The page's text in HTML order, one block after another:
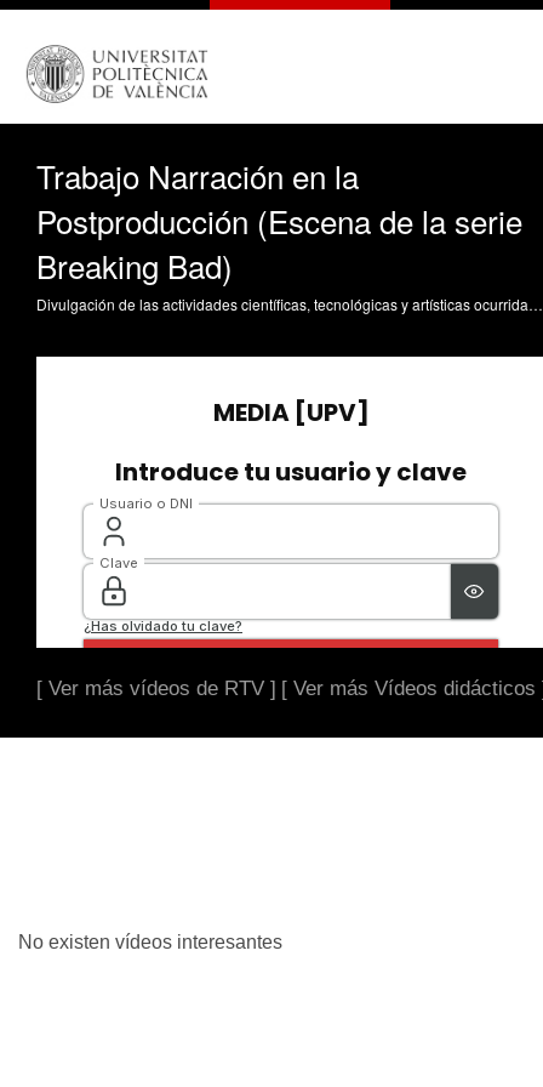
Trabajo Narración en la
Postproducción (Escena de la serie
Breaking Bad)
Divulgación de las actividades científicas, tecnológicas y artísticas ocurridas en los tres campus de la UPV
[ Ver más vídeos de RTV ] [ Ver más Vídeos didácticos
No existen vídeos interesantes